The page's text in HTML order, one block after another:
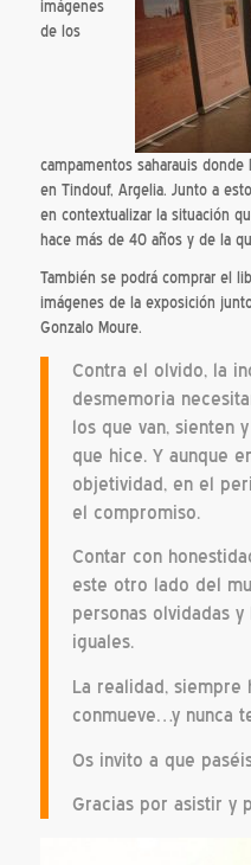
imágenes
de los
campamentos saharauis
en Tindouf, Argelia. Junto a
en contextualizar la situación
hace más de 40 años y de la
También se podrá comprar el
imágenes de la exposición
Gonzalo Moure.
Contra el olvido, la
desmemoria
los que van, sienten
que hice. Y aunque
objetividad, en el
el compromiso.
Contar con
este otro lado del
personas olvidadas
iguales.
La realidad, siempre
conmueve…y nunca
Os invito a que
Gracias por asistir y